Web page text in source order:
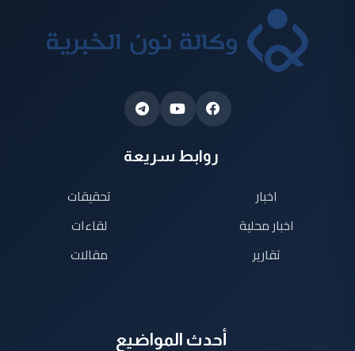
روابط سريعة
اخبار
اخبار محلية
تقارير
تحقيقات
لقاءات
مقالات
أحدث المواضيع